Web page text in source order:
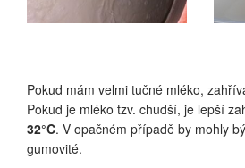
Pokud mám velmi tučné mléko,
Pokud je mléko tzv. chudší, je lepší
32°C. V opačném případě by mohly
gumovité.